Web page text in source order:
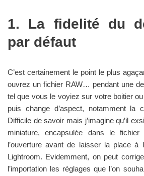
1. La fidelité du
par défaut
C’est certainement le point le plus
ouvrez un fichier RAW… pendant une
tel que vous le voyiez sur votre boitier
puis change d’aspect, notamment la
Difficile de savoir mais j’imagine qu’il
miniature, encapsulée dans le
l’ouverture avant de laisser la place à
Lightroom. Evidemment, on peut
l’importation les réglages que l’on